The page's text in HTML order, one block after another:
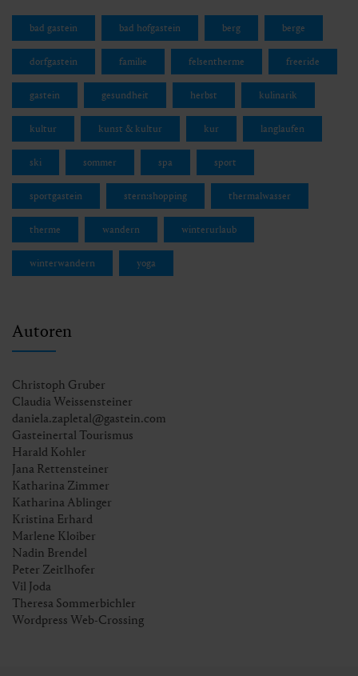
bad gastein bad hofgastein berg berge
dorfgastein familie felsentherme freeride
gastein gesundheit herbst kulinarik
kultur kunst & kultur kur langlaufen
ski sommer spa sport
sportgastein stern:shopping thermalwasser
therme wandern winterurlaub
winterwandern yoga
Autoren
Christoph Gruber
Claudia Weissensteiner
daniela.zapletal@gastein.com
Gasteinertal Tourismus
Harald Kohler
Jana Rettensteiner
Katharina Zimmer
Katharina Ablinger
Kristina Erhard
Marlene Kloiber
Nadin Brendel
Peter Zeitlhofer
Vil Joda
Theresa Sommerbichler
Wordpress Web-Crossing